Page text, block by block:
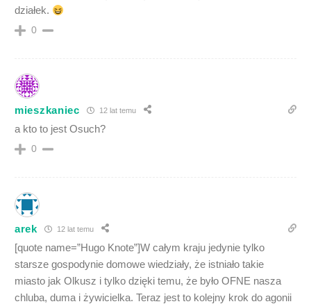
działek.
0
mieszkaniec 12 lat temu
a kto to jest Osuch?
0
arek 12 lat temu
[quote name=”Hugo Knote”]W całym kraju jedynie tylko
starsze gospodynie domowe wiedziały, że istniało takie
miasto jak Olkusz i tylko dzięki temu, że było OFNE nasza
chluba, duma i żywicielka. Teraz jest to kolejny krok do agonii